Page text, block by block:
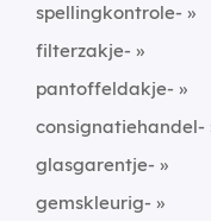
spellingkontrole-
filterzakje-
pantoffeldakje-
consignatiehandel-
glasgarentje-
gemskleurig-